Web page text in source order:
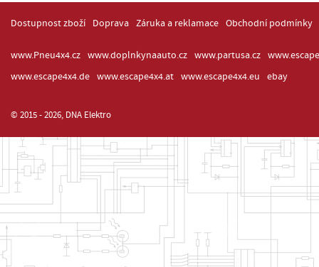
Dostupnost zboží Doprava Záruka a reklamace Obchodní podmínky
www.Pneu4x4.cz www.doplnkynaauto.cz www.partusa.cz
www.escape4x4.de
www.escape4x4.at www.escape4x4.eu ebay
© 2015 - 2026, DNA Elektro